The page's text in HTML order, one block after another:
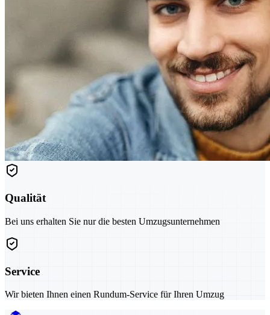
Qualität
Bei uns erhalten Sie nur die besten Umzugsunternehmen
Service
Wir bieten Ihnen einen Rundum-Service für Ihren Umzug